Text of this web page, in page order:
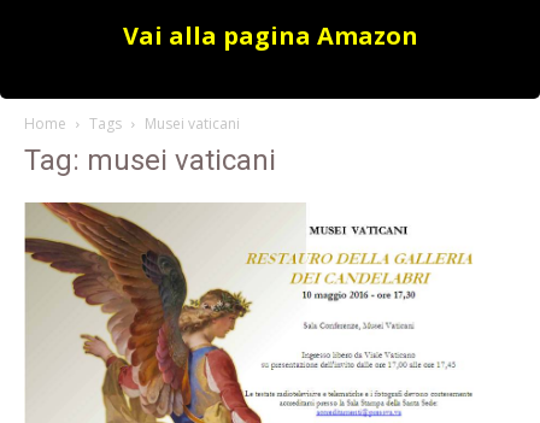
Vai alla pagina Amazon
Home Tags Musei vaticani
Tag: musei vaticani